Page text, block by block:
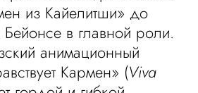
из Кайелитши» до
в главной роли.
анимационный
Кармен» (Viva